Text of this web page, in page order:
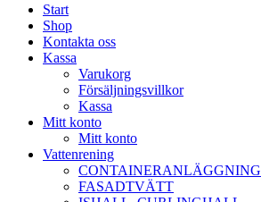
Start
Shop
Kontakta oss
Kassa
Varukorg
Försäljningsvillkor
Kassa
Mitt konto
Mitt konto
Vattenrening
CONTAINERANLÄGGNING
FASADTVÄTT